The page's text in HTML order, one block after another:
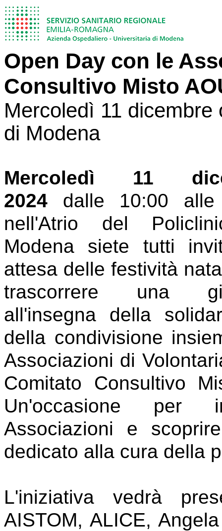
Open Day con le
Consultivo Misto
Mercoledì 11
di Modena
Mercoledì 11
2024 dalle 10:00 alle
nell'Atrio del
Modena siete tutti
attesa delle festività
trascorrere una
all'insegna della
della condivisione
Associazioni di
Comitato Consultivo
Un'occasione per
Associazioni e
dedicato alla cura della
L'iniziativa vedrà
AISTOM, ALICE,